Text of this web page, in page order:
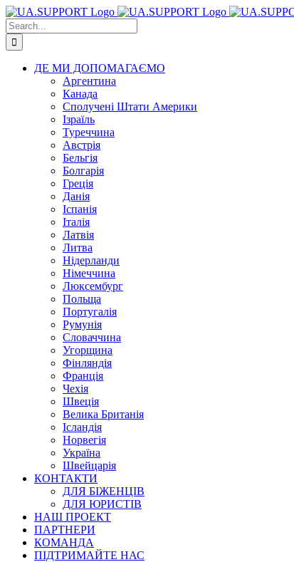
Skip
to
content
Search
for:
ДЕ МИ ДОПОМАГАЄМО
Аргентина
Канада
Сполучені Штати Америки
Ізраїль
Туреччина
Австрія
Бельгія
Болгарія
Греція
Данія
Іспанія
Італія
Латвія
Литва
Нідерланди
Німеччина
Люксембург
Польща
Португалія
Румунія
Словаччина
Угорщина
Фінляндія
Франція
Чехія
Швеція
Велика Британія
Ісландія
Норвегія
Україна
Швейцарія
КОНТАКТИ
ДЛЯ БІЖЕНЦІВ
ДЛЯ ЮРИСТІВ
НАШ ПРОЕКТ
ПАРТНЕРИ
КОМАНДА
ПІДТРИМАЙТЕ НАС